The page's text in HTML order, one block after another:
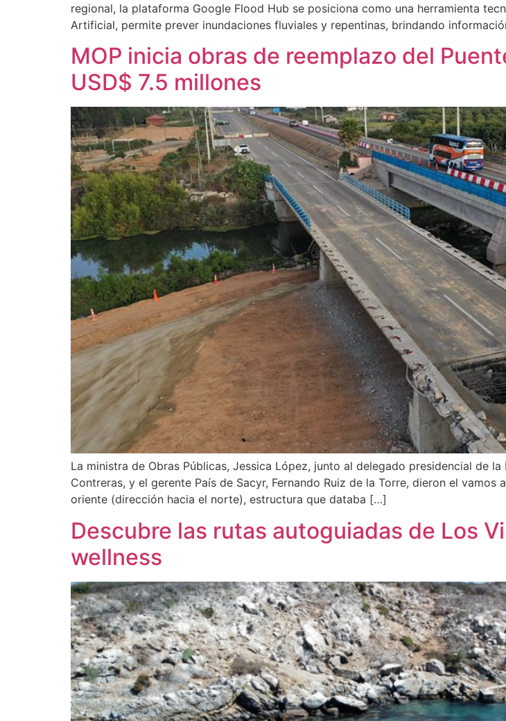
regional, la plataforma Google Flood Hub se posiciona como una herramienta
Artificial, permite prever inundaciones fluviales y repentinas, brindando
MOP inicia obras de reemplazo del
USD$ 7.5 millones
La ministra de Obras Públicas, Jessica López, junto al delegado presidencial de
Contreras, y el gerente País de Sacyr, Fernando Ruiz de la Torre, dieron el
oriente (dirección hacia el norte), estructura que databa […]
Descubre las rutas autoguiadas de Los
wellness